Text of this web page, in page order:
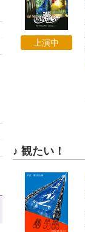
上演中
♪ 観たい！